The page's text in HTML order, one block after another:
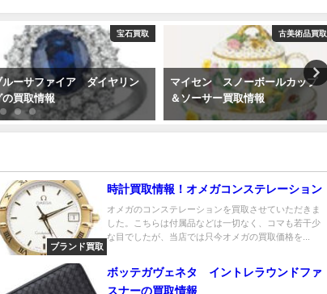
宝石買取
ルーサファイア ダイヤリン
の買取情報
古美術品買取
マイセン スノーボールカップ
＆ソーサー買取情報
ブランド買取
時計買取情報！オメガコンステレーション
オメガのコンステレーションを買取させていただきま
した。こちらは付属品などは一切なく、コマも若干少
な目でしたが、当店では只今オメガの買取価格を...
ボッテガヴェネタ イントレラウンドファ
スナーの買取情報